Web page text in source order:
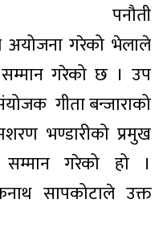
अयोजना गरेको भेलाले
सम्मान गरेको छ । उप
गीता बन्जाराको
भण्डारीको प्रमुख
गरेको हो ।
सापकोटाले उक्त